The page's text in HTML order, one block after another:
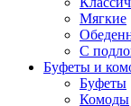
Мягкие
С
Буфеты и
Буфеты
Комоды